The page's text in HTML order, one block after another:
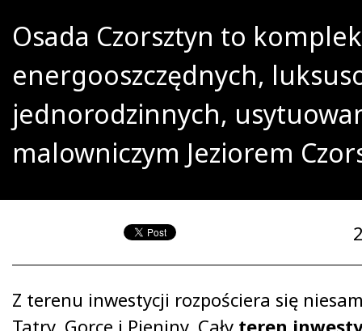
Osada Czorsztyn to
energooszczędnych,
jednorodzinnych,
malowniczym Jeziorem
Z terenu inwestycji rozpościera się
Tatry, Gorce i Pieniny. Cały teren